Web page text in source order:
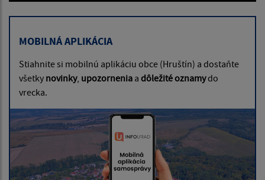
MOBILNÁ APLIKÁCIA
Stiahnite si mobilnú aplikáciu obce (Hruštín) a dostaňte
všetky novinky, upozornenia a dôležité oznamydo
vrecka.